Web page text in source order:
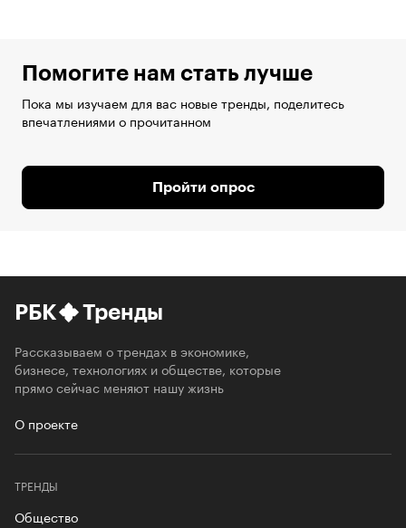
Помогите нам стать лучше
Пока мы изучаем для вас новые тренды, поделитесь
впечатлениями о прочитанном
Пройти опрос
РБК Тренды
Рассказываем о трендах в экономике,
бизнесе, технологиях и обществе, которые
прямо сейчас меняют нашу жизнь
О проекте
ТРЕНДЫ
Общество